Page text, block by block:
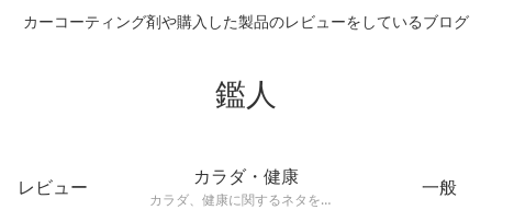
カーコーティング剤や購入した製品のレビューをしているブログ
鑑人
レビュー
カラダ・健康
カラダ、健康に関するネタをまとめています。健康器具や、ダイエット器具、サプリメントなどの記事が多くあります。
一般